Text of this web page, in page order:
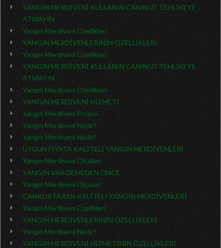
YANGIN MERDİVENİ KULLANIN CANINIZI TEHLİKEYE
ATMAYIN
Yangın Merdiveni Özellikleri
YANGIN MERDİVENLERİNİN ÖZELLİKLERİ
Yangın Merdiveni Özellikleri
YANGIN MERDİVENİ KULLANIN CANINIZI TEHLİKEYE
ATMAYIN
Yangın Merdiveni Özellikleri
YANGIN MERDİVENİ HİZMETİ
Yangın Merdiveni Projesi
Yangın Merdiveni Nedir?
Yangın Merdiveni Nedir?
UYGUN FİYATA KALİTELİ YANGIN MERDİVENLERİ
Yangın Merdiveni Ölçüleri
YANGIN VAR DEMEDEN ÖNCE
Yangın Merdiveni Ölçüleri
CANKURTARAN KALİTELİ YANGIN MERDİVENLERİ
Yangın Merdiveni Özelikleri
YANGIN MERDİVENLERİNİN ÖZELLİKLERİ
Yangın Merdiveni Nedir?
YANGIN MERDİVENİ HİZMETİNİN ÖZELLİKLERİ